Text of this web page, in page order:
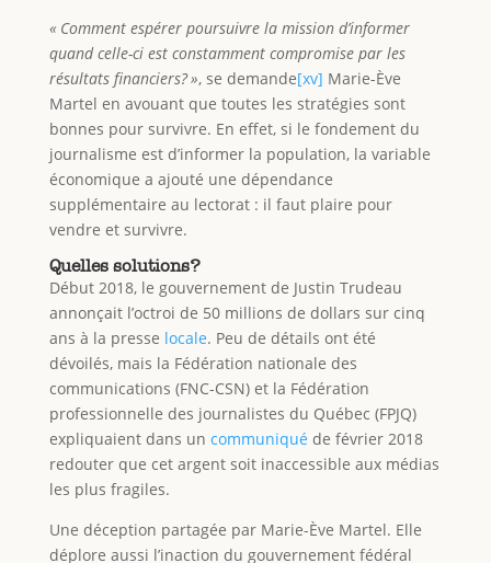
« Comment espérer poursuivre la mission d’informer
quand celle-ci est constamment compromise par les
résultats financiers? », se demande[xv] Marie-Ève
Martel en avouant que toutes les stratégies sont
bonnes pour survivre. En effet, si le fondement du
journalisme est d’informer la population, la variable
économique a ajouté une dépendance
supplémentaire au lectorat : il faut plaire pour
vendre et survivre.
Quelles solutions?
Début 2018, le gouvernement de Justin Trudeau
annonçait l’octroi de 50 millions de dollars sur cinq
ans à la presse locale. Peu de détails ont été
dévoilés, mais la Fédération nationale des
communications (FNC-CSN) et la Fédération
professionnelle des journalistes du Québec (FPJQ)
expliquaient dans un communiqué de février 2018
redouter que cet argent soit inaccessible aux médias
les plus fragiles.
Une déception partagée par Marie-Ève Martel. Elle
déplore aussi l’inaction du gouvernement fédéral